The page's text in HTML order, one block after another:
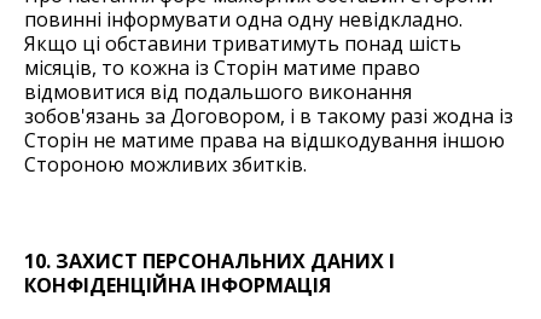
повинні інформувати одна одну невідкладно.
Якщо ці обставини триватимуть понад шість
місяців, то кожна із Сторін матиме право
відмовитися від подальшого виконання
зобов'язань за Договором, і в такому разі жодна із
Сторін не матиме права на відшкодування іншою
Стороною можливих збитків.
10. ЗАХИСТ ПЕРСОНАЛЬНИХ ДАНИХ І
КОНФІДЕНЦІЙНА ІНФОРМАЦІЯ